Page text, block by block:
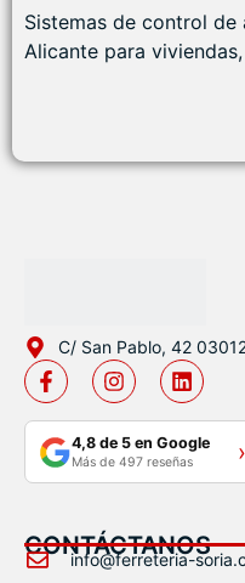
Sistemas de control
Alicante para
C/ San Pablo, 42
4,8 de 5 en Google
Más de 497 reseñas ›
CONTÁCTANOS
info@ferreteria-